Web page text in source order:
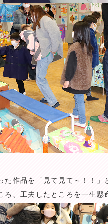
た作品を「見て見て～！！
ろ、工夫したところを一生懸